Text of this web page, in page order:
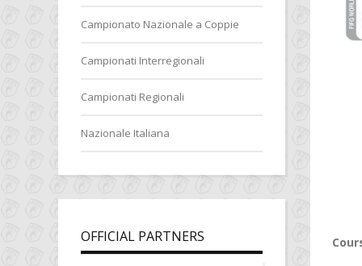
Campionato Nazionale a Coppie
Campionati Interregionali
Campionati Regionali
Nazionale Italiana
OFFICIAL PARTNERS